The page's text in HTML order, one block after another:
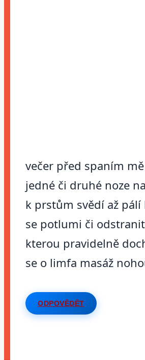
večer před spaním
jedné či druhé noze
k prstům svědí až pálí
se potlumi či
kterou pravidelně
se o limfa masáž
ODPOVĚDĚT